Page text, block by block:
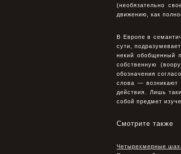
(необязательно
движению, как
В Европе в
сути,
некий обобщенный
собственную
обозначения
слова —
действия. Лишь
собой предмет
Смотрите также
Четырехмерные